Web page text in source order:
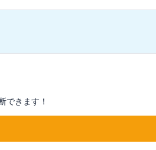
できます！